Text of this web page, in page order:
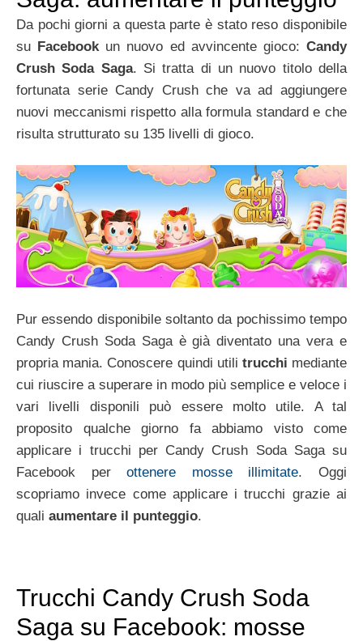
Da pochi giorni a questa parte è stato reso disponibile
su Facebook un nuovo ed avvincente gioco:Candy
Crush Soda Saga. Si tratta di un nuovo titolo della
fortunata serie Candy Crush che va ad aggiungere
nuovi meccanismi rispetto alla formula standard e che
risulta strutturato su 135 livelli di gioco.
Pur essendo disponibile soltanto da pochissimo tempo
Candy Crush Soda Saga è già diventato una vera e
propria mania. Conoscere quindi utili trucchi mediante
cui riuscire a superare in modo più semplice e veloce i
vari livelli disponili può essere molto utile. A tal
proposito qualche giorno fa abbiamo visto come
applicare i trucchi per Candy Crush Soda Saga su
Facebook perottenere mosse illimitate. Oggi
scopriamo invece come applicare i trucchi grazie ai
quali aumentare il punteggio.
Trucchi Candy Crush Soda
Saga su Facebook: mosse